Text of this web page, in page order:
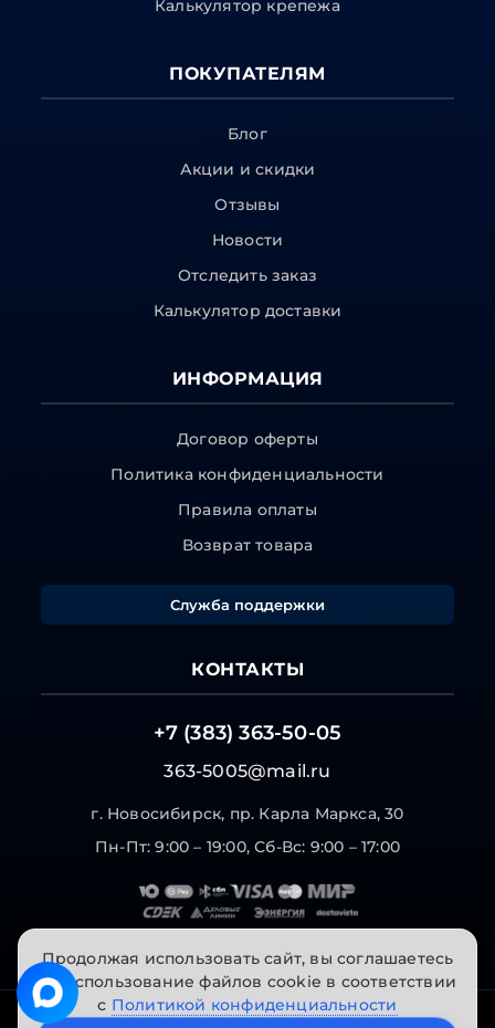
Калькулятор крепежа
ПОКУПАТЕЛЯМ
Блог
Акции и скидки
Отзывы
Новости
Отследить заказ
Калькулятор доставки
ИНФОРМАЦИЯ
Договор оферты
Политика конфиденциальности
Правила оплаты
Возврат товара
Служба поддержки
КОНТАКТЫ
+7 (383) 363-50-05
363-5005@mail.ru
г. Новосибирск, пр. Карла Маркса, 30
Пн-Пт: 9:00 – 19:00, Сб-Вс: 9:00 – 17:00
© 2026 "Инструменты на Горской". Все права
Продолжая использовать сайт, вы соглашаетесь
на использование файлов cookie в соответствии
с Политикой конфиденциальности